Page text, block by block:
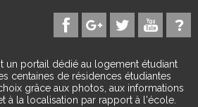
un portail dédié au logement étudiant
centaines de résidences étudiantes
grâce aux photos, aux informations
à la localisation par rapport à l'école.